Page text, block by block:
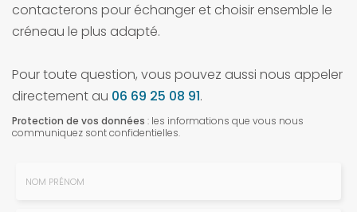
contacterons pour échanger et choisir ensemble le
créneau le plus adapté.
Pour toute question, vous pouvez aussi nous appeler
directement au 06 69 25 08 91.
Protection de vos données : les informations que vous nous
communiquez sont confidentielles.